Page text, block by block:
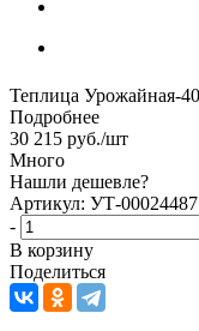
Теплица Урожайная-
Подробнее
30 215 руб./шт
Много
Нашли дешевле?
Артикул: УТ-00024487
-
В корзину
Поделиться